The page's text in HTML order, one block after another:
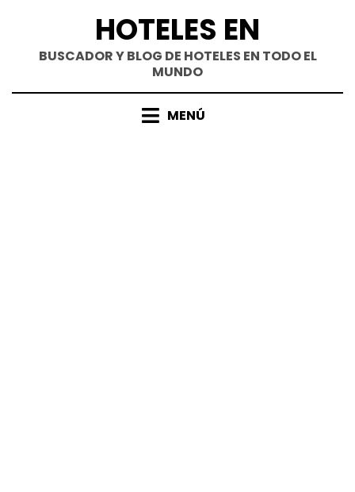
contenido
HOTELES EN
BUSCADOR Y BLOG DE HOTELES EN TODO EL
MUNDO
MENÚ